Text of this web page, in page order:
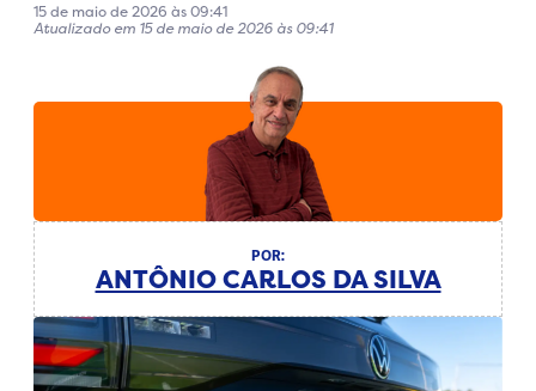
15 de maio de 2026 às 09:41
Atualizado em 15 de maio de 2026 às 09:41
POR:
ANTÔNIO CARLOS DA SILVA